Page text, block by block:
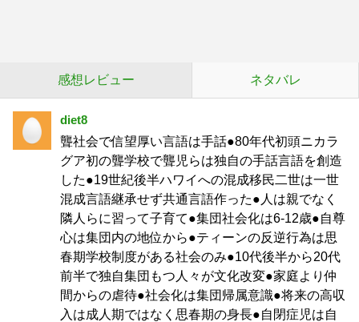
感想レビュー ネタバレ
diet8
聾社会で信望厚い言語は手話●80年代初頭ニカラ
グア初の聾学校で聾児らは独自の手話言語を創造
した●19世紀後半ハワイへの混成移民二世は一世
混成言語継承せず共通言語作った●人は親でなく
隣人らに習って子育て●集団社会化は6-12歳●自尊
心は集団内の地位から●ティーンの反逆行為は思
春期学校制度がある社会のみ●10代後半から20代
前半で独自集団もつ人々が文化改変●家庭より仲
間からの虐待●社会化は集団帰属意識●将来の高収
入は成人期ではなく思春期の身長●自閉症児は自